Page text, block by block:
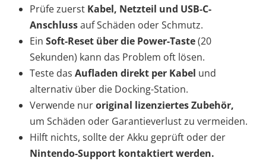
Prüfe zuerst Kabel, Netzteil und USB-C-
Anschlussauf Schäden oder Schmutz.
Ein Soft-Reset über die Power-Taste(20
Sekunden) kann das Problem oft lösen.
Teste das Aufladen direkt per Kabel und
alternativ über die Docking-Station.
Verwende nuroriginal lizenziertes Zubehör,
um Schäden oder Garantieverlust zu vermeiden.
Hilft nichts, sollte der Akku geprüft oder der
Nintendo-Support kontaktiert werden.